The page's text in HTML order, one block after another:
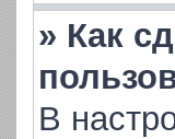
» Как
В